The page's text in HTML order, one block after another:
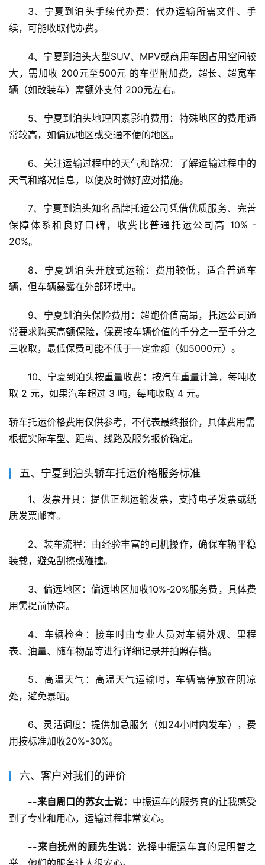
3、宁夏到泊头手续代办费：代办运输所需文件、手
续，可能收取代办费。
4、宁夏到泊头大型SUV、MPV或商用车因占用空间较
大，需加收 200元至500元 的车型附加费，超长、超宽车
辆（如改装车）需额外支付 200元左右。
5、宁夏到泊头地理因素影响费用：特殊地区的费用通
常较高，如偏远地区或交通不便的地区。
6、关注运输过程中的天气和路况：了解运输过程中的
天气和路况信息，以便及时做好应对措施。
7、宁夏到泊头知名品牌托运公司凭借优质服务、完善
保障体系和良好口碑，收费比普通托运公司高 10% -
20%。
8、宁夏到泊头开放式运输：费用较低，适合普通车
辆，但车辆暴露在外部环境中。
9、宁夏到泊头保险费用：超跑价值高昂，托运公司通
常要求购买高额保险，保费按车辆价值的千分之一至千分之
三收取，最低保费可能不低于一定金额（如5000元）。
10、宁夏到泊头按重量收费：按汽车重量计算，每吨收
取 2 元，如果汽车超过 3 吨，每吨收取 4 元。
轿车托运价格费用仅供参考，不代表最终报价，具体费用需
根据实际车型、距离、线路及服务报价确定。
五、宁夏到泊头轿车托运价格服务标准
1、发票开具：提供正规运输发票，支持电子发票或纸
质发票邮寄。
2、装车流程：由经验丰富的司机操作，确保车辆平稳
装载，避免刮擦或碰撞。
3、偏远地区：偏远地区加收10%-20%服务费，具体费
用需提前协商。
4、车辆检查：接车时由专业人员对车辆外观、里程
表、油量、随车物品等进行详细记录并拍照存档。
5、高温天气：高温天气运输时，车辆需停放在阴凉
处，避免暴晒。
6、灵活调度：提供加急服务（如24小时内发车），费
用按标准加收20%-30%。
六、客户对我们的评价
--来自周口的苏女士说： 中振运车的服务真的让我感受
到了专业和用心，运输过程非常安心。
--来自抚州的顾先生说： 选择中振运车真的是明智之